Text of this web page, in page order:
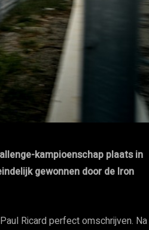
kampioenschap plaats in
gewonnen door de Iron
Ricard perfect omschrijven. Na